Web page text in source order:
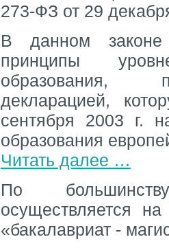
273-ФЗ от 29
В данном
принципы
образования,
декларацией,
сентября 2003 г.
образования
Читать далее …
По
осуществляется
«бакалавриат -